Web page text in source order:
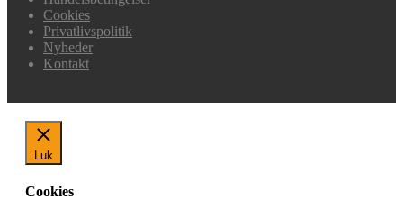
Cookies
Privatlivspolitik
Nyheder
Kontakt
Luk
Cookies